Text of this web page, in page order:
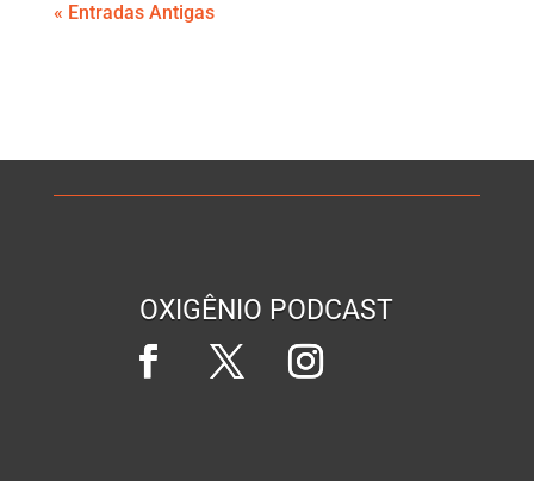
« Entradas Antigas
OXIGÊNIO PODCAST